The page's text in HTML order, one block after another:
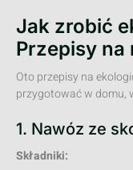
Jak zrobić
Przepisy
Oto przepisy na
przygotować w domu,
1. Nawóz ze
Składniki: